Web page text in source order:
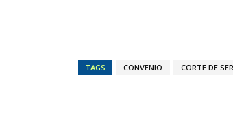
TAGS CONVENIO CORTE DE